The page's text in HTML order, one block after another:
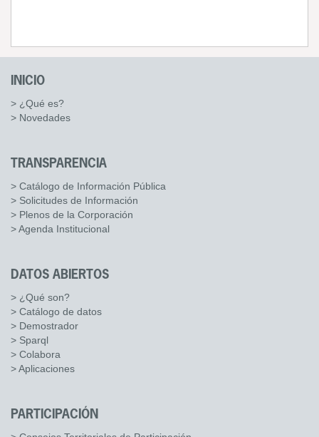
INICIO
> ¿Qué es?
> Novedades
TRANSPARENCIA
> Catálogo de Información Pública
> Solicitudes de Información
> Plenos de la Corporación
> Agenda Institucional
DATOS ABIERTOS
> ¿Qué son?
> Catálogo de datos
> Demostrador
> Sparql
> Colabora
> Aplicaciones
PARTICIPACIÓN